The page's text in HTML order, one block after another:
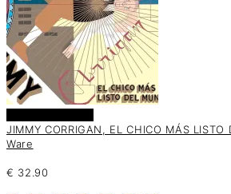
JIMMY CORRIGAN, EL CHICO MÁS LISTO
Ware
€ 32.90